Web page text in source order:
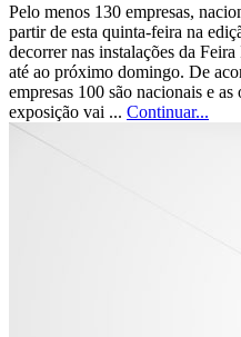
Pelo menos 130 empresas,
partir de esta quinta-feira na
decorrer nas instalações da
até ao próximo domingo. De
empresas 100 são nacionais e
exposição vai ... Continuar...